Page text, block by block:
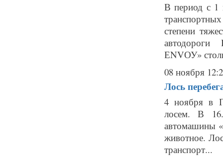
В период с 1
степени
ЕNVОУ»
08 ноября
Лось
4 ноября в
лосем. В
автомашины
животное.
транспорт...